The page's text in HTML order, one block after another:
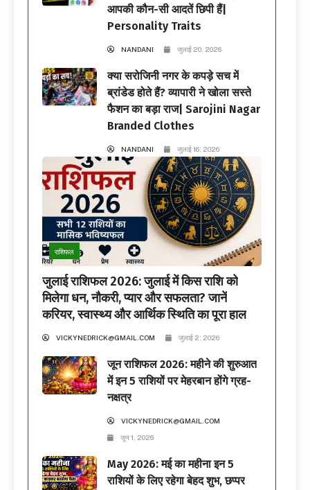
आपकी कौन-सी आदतें छिपी हैं|
Personality Traits
NANDANI जुलाई 20, 2026
क्या सरोजिनी नगर के कपड़े सच में
ब्रांडेड होते हैं? व्यापारी ने खोला सस्ते
फैशन का बड़ा राज| Sarojini Nagar
Branded Clothes
NANDANI जुलाई 16, 2026
राशिफल
जुलाई राशिफल 2026: जुलाई में किस राशि को
मिलेगा धन, नौकरी, प्यार और सफलता? जानें
करियर, स्वास्थ्य और आर्थिक स्थिति का पूरा हाल
VICKYNEDRICK@GMAIL.COM जुलाई 2, 2026
जून राशिफल 2026: महीने की शुरुआत
में इन 5 राशियों पर मेहरबान होंगे ग्रह-
नक्षत्र
VICKYNEDRICK@GMAIL.COM
जून 1, 2026
May 2026: मई का महीना इन 5
राशियों के लिए रहेगा बेहद शुभ, छप्पर